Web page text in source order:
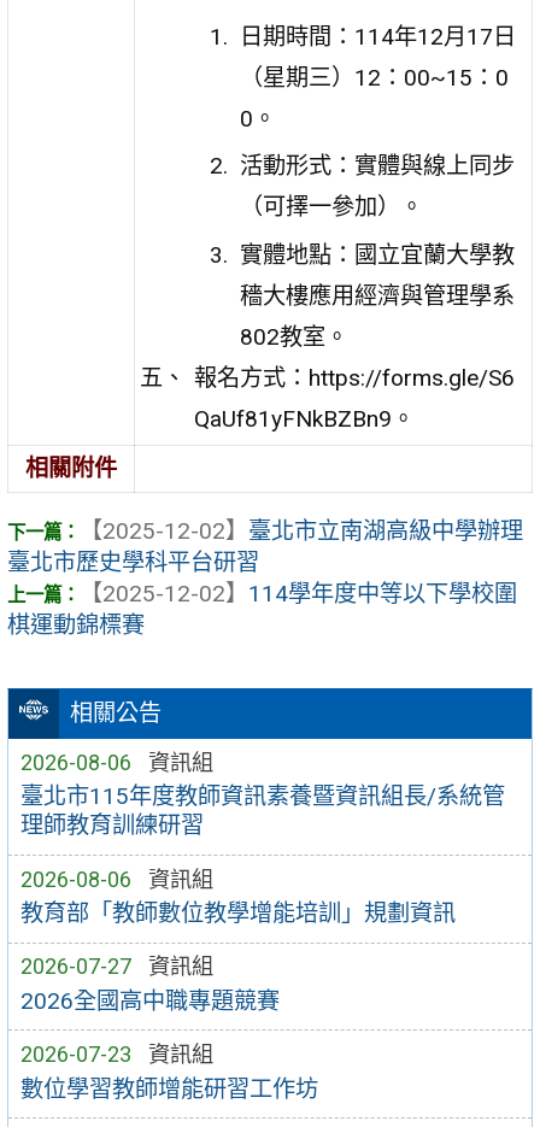
相關公告
2026-08-06 資訊組
臺北市115年度教師資訊素養暨資訊組長/系統管
理師教育訓練研習
2026-08-06 資訊組
教育部「教師數位教學增能培訓」規劃資訊
2026-07-27 資訊組
2026全國高中職專題競賽
2026-07-23 資訊組
數位學習教師增能研習工作坊
日期時間：114年12月17日
（星期三）12：00~15：0
0。
活動形式：實體與線上同步
（可擇一參加）。
實體地點：國立宜蘭大學教
穡大樓應用經濟與管理學系
802教室。
報名方式：https://forms.gle/S6
QaUf81yFNkBZBn9。
相關附件
【2025-12-02】 臺北市立南湖高級中學辦理
臺北市歷史學科平台研習
【2025-12-02】 114學年度中等以下學校圍
棋運動錦標賽